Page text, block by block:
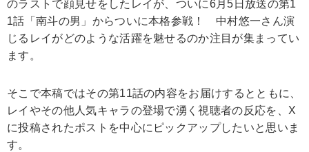
のラストで顔見せをしたレイが、ついに6月5日放送の第1
1話「南斗の男」からついに本格参戦！ 中村悠一さん演
じるレイがどのような活躍を魅せるのか注目が集まってい
ます。
そこで本稿ではその第11話の内容をお届けするとともに、
レイやその他人気キャラの登場で湧く視聴者の反応を、X
に投稿されたポストを中心にピックアップしたいと思いま
す。